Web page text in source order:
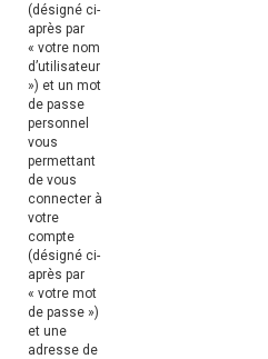
(désigné ci-
après par
« votre nom
d’utilisateur
») et un mot
de passe
personnel
vous
permettant
de vous
connecter à
votre
compte
(désigné ci-
après par
« votre mot
de passe »)
et une
adresse de